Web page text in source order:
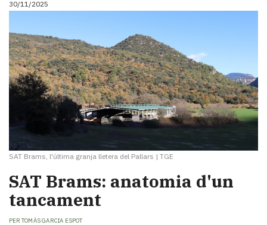
i
Cultura
Esports
Mai
tant!
TV
El
temps
Reportatges
Entrevistes
Enquestes
A
escena!
30/11/2025
SAT Brams, l'última granja lletera del Pallars | TGE
SAT Brams: anatomia d'un
tancament
PER TOMÀS GARCIA ESPOT